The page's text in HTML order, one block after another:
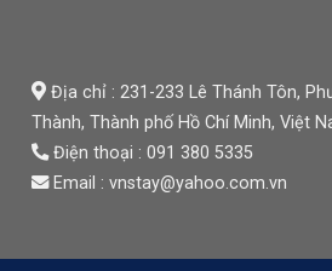
Địa chỉ : 231-233 Lê Thánh Tôn,
Thành, Thành phố Hồ Chí Minh, Việt
Điện thoại : 091 380 5335
Email : vnstay@yahoo.com.vn